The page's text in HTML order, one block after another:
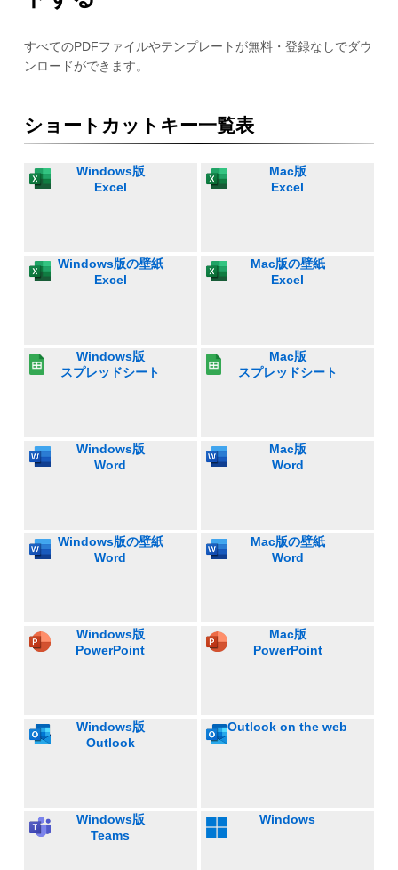
すべてのPDFファイルやテンプレートが無料・登録なしでダウ
ンロードができます。
ショートカットキー一覧表
Windows版
Excel
Mac版
Excel
Windows版の壁紙
Excel
Mac版の壁紙
Excel
Windows版
スプレッドシート
Mac版
スプレッドシート
Windows版
Word
Mac版
Word
Windows版の壁紙
Word
Mac版の壁紙
Word
Windows版
PowerPoint
Mac版
PowerPoint
Windows版
Outlook
Outlook on the web
Windows版
Teams
Windows